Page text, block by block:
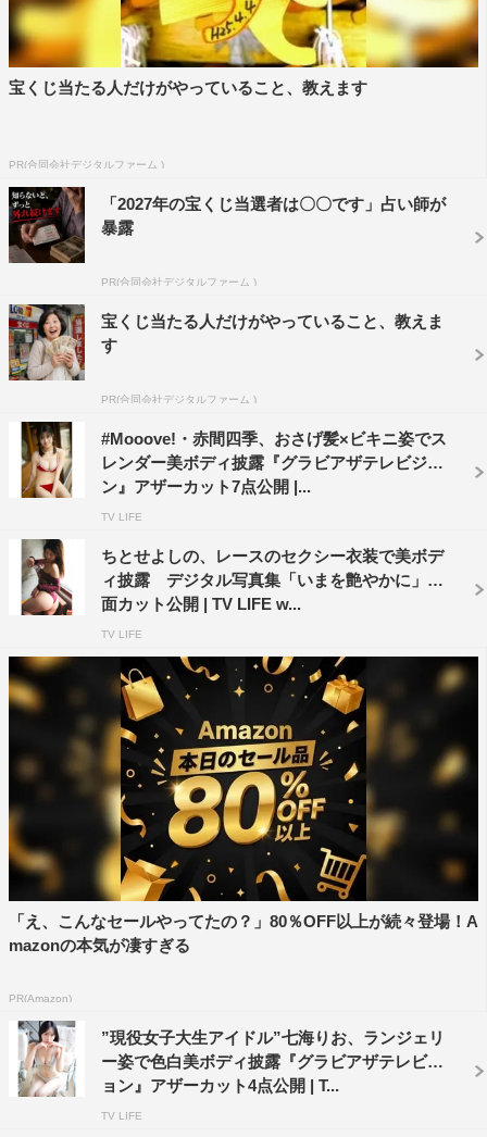
宝くじ当たる人だけがやっていること、教えます
PR(合同会社デジタルファーム )
「2027年の宝くじ当選者は〇〇です」占い師が
暴露
PR(合同会社デジタルファーム )
宝くじ当たる人だけがやっていること、教えま
す
PR(合同会社デジタルファーム )
#Mooove!・赤間四季、おさげ髪×ビキニ姿でス
レンダー美ボディ披露『グラビアザテレビジョ
ン』アザーカット7点公開 |...
TV LIFE
ちとせよしの、レースのセクシー衣装で美ボデ
ィ披露 デジタル写真集「いまを艶やかに」誌
面カット公開 | TV LIFE w...
TV LIFE
「え、こんなセールやってたの？」80％OFF以上が続々登場！A
mazonの本気が凄すぎる
PR(Amazon)
”現役女子大生アイドル”七海りお、ランジェリ
ー姿で色白美ボディ披露『グラビアザテレビジ
ョン』アザーカット4点公開 | T...
TV LIFE